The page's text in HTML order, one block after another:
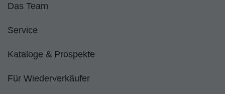
Das Team
Service
Kataloge & Prospekte
Für Wiederverkäufer